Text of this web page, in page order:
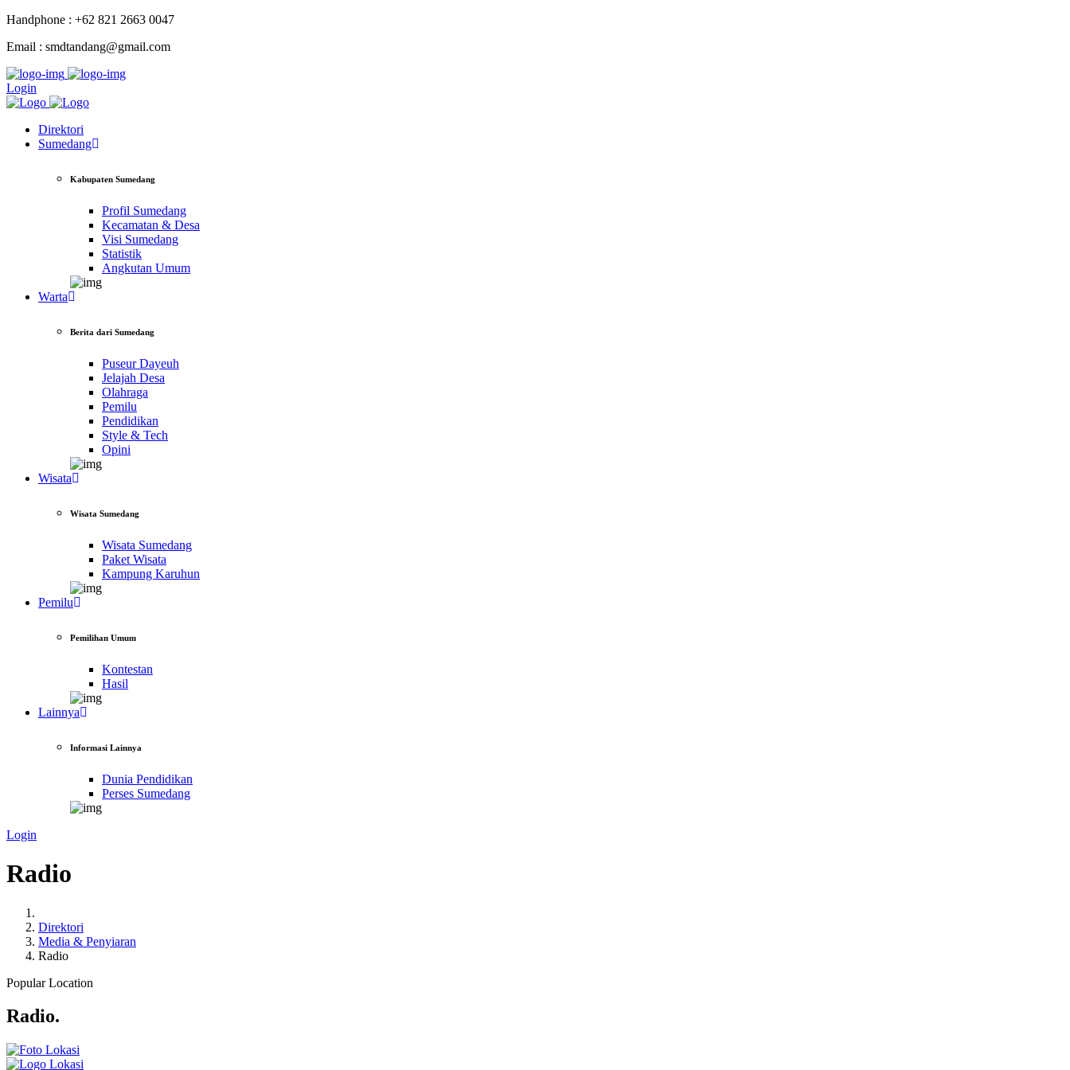
Handphone : +62 821 2663 0047
Email : smdtandang@gmail.com
Login
Direktori
Sumedang
Kabupaten Sumedang
Profil Sumedang
Kecamatan & Desa
Visi Sumedang
Statistik
Angkutan Umum
Warta
Berita dari Sumedang
Puseur Dayeuh
Jelajah Desa
Olahraga
Pemilu
Pendidikan
Style & Tech
Opini
Wisata
Wisata Sumedang
Wisata Sumedang
Paket Wisata
Kampung Karuhun
Pemilu
Pemilihan Umum
Kontestan
Hasil
Lainnya
Informasi Lainnya
Dunia Pendidikan
Perses Sumedang
Login
Radio
Direktori
Media & Penyiaran
Radio
Popular Location
Radio.